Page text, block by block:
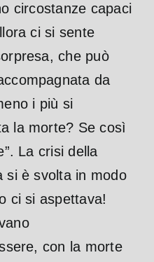
circostanze capaci
ci si sente
che può
da
i più si
la morte? Se così
La crisi della
si è svolta in modo
ci si aspettava!
con la morte